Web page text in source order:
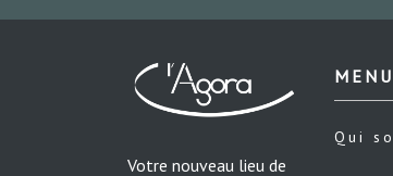
Votre nouveau lieu de
MENU
Qui